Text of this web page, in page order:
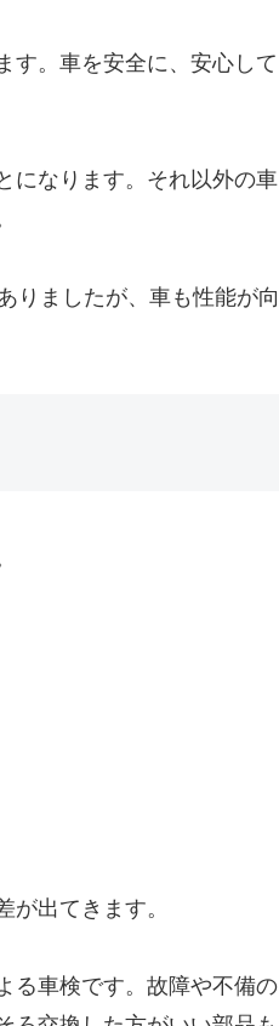
す。車を安全に、安心して
になります。それ以外の車
りましたが、車も性能が向
が出てきます。
る車検です。故障や不備の